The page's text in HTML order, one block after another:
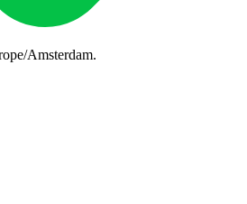
Amsterdam.